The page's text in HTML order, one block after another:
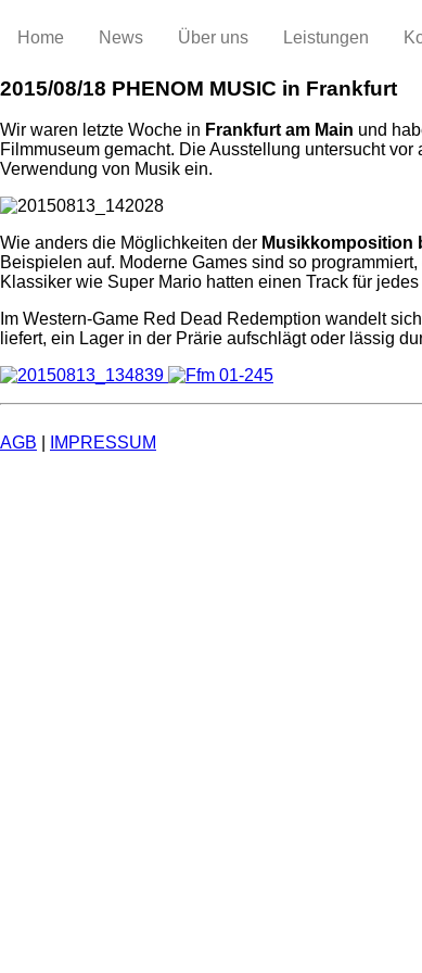
Home News Über uns Leistungen
2015/08/18 PHENOM MUSIC in Frankfurt
Wir waren letzte Woche in Frankfurt am Main und
Filmmuseum gemacht. Die Ausstellung untersucht
Verwendung von Musik ein.
Wie anders die Möglichkeiten der Musikkomposition
Beispielen auf. Moderne Games sind so
Klassiker wie Super Mario hatten einen Track für
Im Western-Game Red Dead Redemption wandelt
liefert, ein Lager in der Prärie aufschlägt oder lässig
AGB IMPRESSUM